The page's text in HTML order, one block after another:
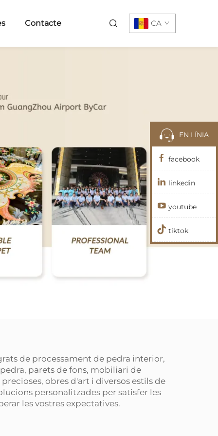
Contacte CA
de processament de pedra interior,
parets de fons, mobiliari de
obres d'art i diversos estils de
personalitzades per satisfer les
les vostres expectatives.
EN LÍNIA
facebook
linkedin
youtube
tiktok